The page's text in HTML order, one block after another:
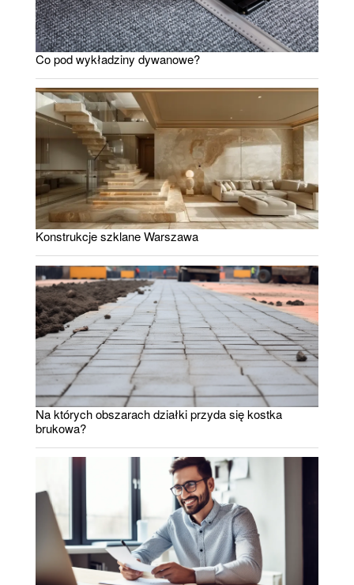
Co pod wykładziny dywanowe?
Konstrukcje szklane Warszawa
Na których obszarach działki przyda się kostka
brukowa?